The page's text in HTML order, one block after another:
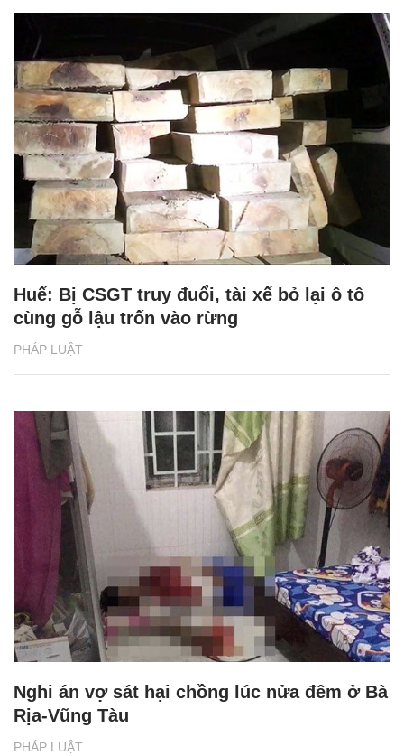
PHÁP LUẬT
Huế: Bị CSGT truy đuổi, tài xế bỏ lại ô tô
cùng gỗ lậu trốn vào rừng
PHÁP LUẬT
Nghi án vợ sát hại chồng lúc nửa đêm ở Bà
Rịa-Vũng Tàu